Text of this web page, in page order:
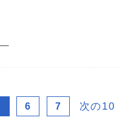
6 7
次の10